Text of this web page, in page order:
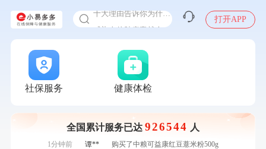
甲状腺癌怎么筛查
打开APP
社保服务 健康体检
全国累计服务已达 926544 人
7分钟前 李**
购买了七年五季黑咖啡速溶低脂无添加蔗糖美式咖啡粉
24g*2盒
7分钟前
购买了固本堂阿胶糕传统口味400g
成功预约了女性VIP体检套餐
成功预约了女性VIP体检套餐
1分钟前
潘*
购买了美的1.5L电热水壶HJ1522
1分钟前
谭**
购买了中粮可益康红豆薏米粉500g